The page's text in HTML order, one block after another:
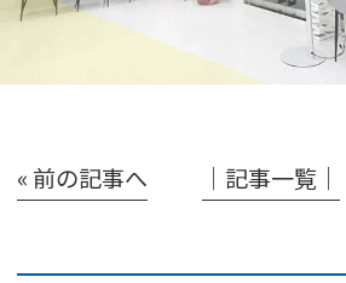
« 前の記事へ │記事一覧│